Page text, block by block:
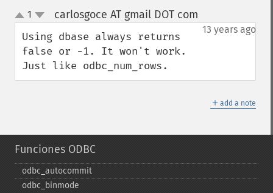
up
down
1 carlosgoce AT gmail DOT com
13 years ago
Using dbase always returns
false or -1. It won't work.
Just like odbc_num_rows.
＋ add a note
Funciones ODBC
odbc_​autocommit
odbc_​binmode